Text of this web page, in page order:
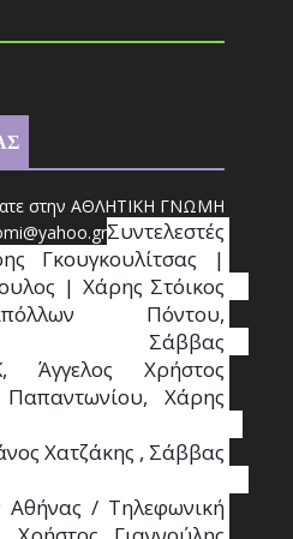
στην ΑΘΛΗΤΙΚΗ ΓΝΩΜΗ
Συντελεστές
Γκουγκουλίτσας |
| Χάρης Στόικος
Πόντου,
Σάββας
Άγγελος Χρήστος
Παπαντωνίου, Χάρης
Χατζάκης , Σάββας
/ Τηλεφωνική